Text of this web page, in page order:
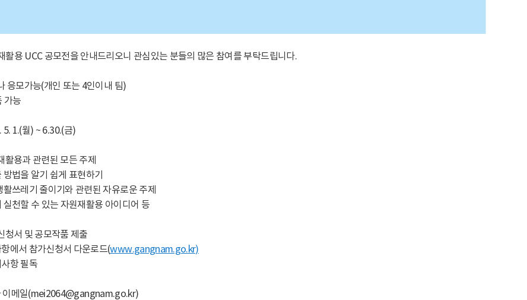
활용 UCC 공모전을 안내드리오니 관심있는 분들의 많은 참여를 부탁드립니다.
응모가능(개인 또는 4인이내 팀)
가능
5. 1.(월) ~ 6.30.(금)
활용과 관련된 모든 주제
법을 알기 쉽게 표현하기
활쓰레기 줄이기와 관련된 자유로운 주제
실천할 수 있는 자원재활용 아이디어 등
청서 및 공모작품 제출
에서 참가신청서 다운로드(www.gangnam.go.kr)
항 필독
이메일(mei2064@gangnam.go.kr)